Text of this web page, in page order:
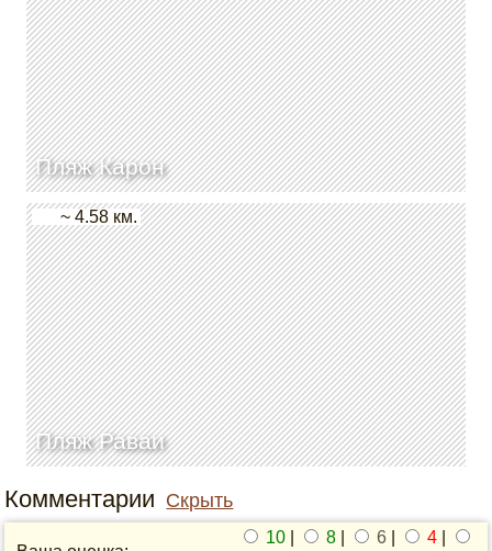
Пляж Карон
Пляж Раваи
~ 4.58 км.
Комментарии Скрыть
10 8 6 4